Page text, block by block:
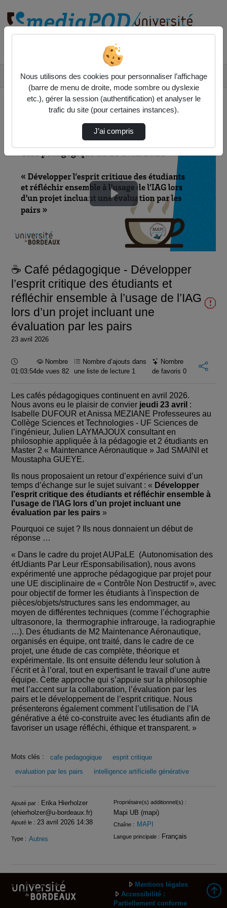
☕ Café pédagogique - Développer l’esprit cri…
Lire
la
☕ Café pédagogique - Développer
l’esprit critique des étudiants et
réfléchir ensemble à l’usage de l’IAG
lors d’un projet incluant une
évaluation par les pairs
23 avril 2026
Durée :
01:03:54
Nombre
de vues 82
Nombre d’ajouts dans
une liste de lecture 1
Nombre
de favoris 0
Les cafés pédagogiques continuent en avril 2026.
Nous avons eu le plaisir de convier jeudi 23 avril :
Isabelle DUFOUR et Anissa MEZIANE Professeures au
Collège Sciences et Technologies - UF Sciences de
l’ingénieur, Julien LAYMAJOUX consultant en
philosophie appliquée à la pédagogie et 2 étudiants en
Master 2 « Maintenance Aéronautique » Jad SMAINI et
Moustapha GUEYE.
Ils nous proposaient un retour d’expérience suivi d’un
temps d’échange sur le sujet suivant : « Développer
l’esprit critique des étudiants et réfléchir ensemble à
l’usage de l’IAG lors d’un projet incluant une
évaluation par les pairs »
Pourquoi ce sujet ? Ils nous donnaient un début de
réponse …
« Dans le cadre du projet AUPaLE (Autonomisation des
étUdiants Par Leur rEsponsabilisation), nous avons
expérimenté une approche pédagogique par projet pour
une UE disciplinaire de « Contrôle Non Destructif », avec
pour objectif de former les étudiants à l'inspection de
pièces/objets/structures sans les endommager, au
moyen de différentes techniques (comme l’échographie
ultrasonore, la thermographie infrarouge, la radiographie
…). Des étudiants de M2 Maintenance Aéronautique,
organisés en équipe, ont traité, dans le cadre de ce
projet, une étude de cas complète, théorique et
expérimentale. Ils ont ensuite défendu leur solution à
l’écrit et à l’oral, tout en expertisant le travail d’une autre
équipe. Cette approche qui s’appuie sur la philosophie
met l’accent sur la collaboration, l’évaluation par les
pairs et le développement de l’esprit critique. Nous
présenterons également comment l’utilisation de l’IA
générative a été co-construite avec les étudiants afin de
favoriser un usage réfléchi, éthique et transparent. »
Mots clés : cafe pedagogique
esprit critique
evaluation par les pairs
intelligence artificielle générative
Infos
Ajouté par : Erika Hierholzer
(ehierholzer@u-bordeaux.fr)
Propriétaire(s) additionnel(s) :
Mapi UB (mapi)
Ajouté le : 23 avril 2026 14:38 Chaîne : MAPI
Type : Autres Langue principale : Français
Mentions légales
Accessibilité :
Partiellement conforme
Nous utilisons des cookies pour personnaliser l’affichage
(barre de menu de droite, mode sombre ou dyslexie
etc.), gérer la session (authentification) et analyser le
trafic du site (pour certaines instances).
J’ai compris